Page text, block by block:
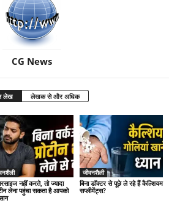
CG News
लेख लेखक से और अधिक
नहीं करते, तो ज्यादा
लेना पहुंचा सकता है आपको
जीवनशैली
बिना डॉक्टर से पूछे ले रहे हैं कैल्शियम
सप्लीमेंट्स?